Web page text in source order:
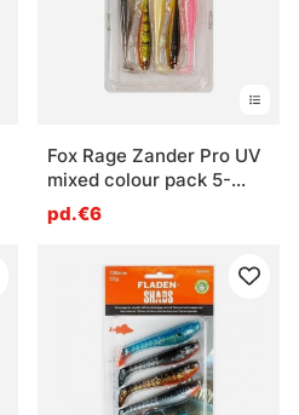
Fox Rage Zander Pro UV
mixed colour pack 5-
pack
pd.€6